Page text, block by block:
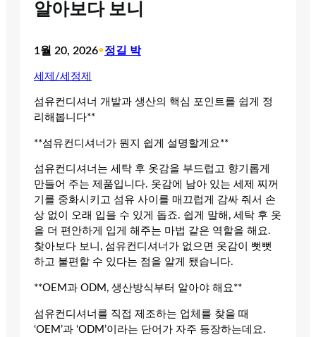
알아보다 보니
1월 20, 2026•정길 박
세제/세정제
섬유컨디셔너 개발과 생산의 핵심 포인트를 쉽게 정
리해봅니다**
**섬유컨디셔너가 뭔지 쉽게 설명할게요**
섬유컨디셔너는 세탁 후 옷감을 부드럽고 향기롭게
만들어 주는 제품입니다. 옷감에 남아 있는 세제 찌꺼
기를 중화시키고 섬유 사이를 매끄럽게 감싸 줘서 손
상 없이 오래 입을 수 있게 돕죠. 쉽게 말해, 세탁 후 옷
을 더 편안하게 입게 해주는 마법 같은 역할을 해요.
찾아보다 보니, 섬유컨디셔너가 없으면 옷감이 뻣뻣
하고 불편할 수 있다는 점을 알게 됐습니다.
**OEM과 ODM, 생산방식부터 알아야 해요**
섬유컨디셔너를 직접 제조하는 업체를 찾을 때
‘OEM’과 ‘ODM’이라는 단어가 자주 등장하는데요.